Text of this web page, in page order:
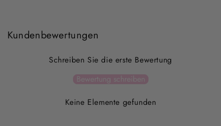
Kundenbewertungen
Schreiben Sie die erste Bewertung
Bewertung schreiben
Keine Elemente gefunden